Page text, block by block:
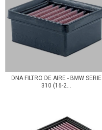
DNA FILTRO DE AIRE - BMW SERIE
310 (16-2...